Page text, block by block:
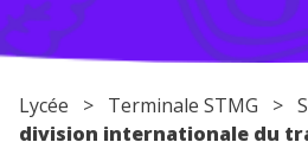
Conseils pour les parents
Lycée > Terminale STMG >
division internationale du